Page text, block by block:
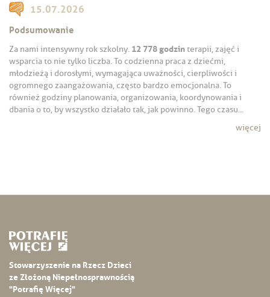
15.07.2026
Podsumowanie
Za nami intensywny rok szkolny. 12 778 godzinterapii, zajęć i
wsparcia to nie tylko liczba. To codzienna praca z dziećmi,
młodzieżą i dorosłymi, wymagająca uważności, cierpliwości i
ogromnego zaangażowania, często bardzo emocjonalna. To
również godziny planowania, organizowania, koordynowania i
dbania o to, by wszystko działało tak, jak powinno. Tego czasu...
więcej
Stowarzyszenie na Rzecz Dzieci
ze Złożoną Niepełnosprawnością
"Potrafię Więcej"